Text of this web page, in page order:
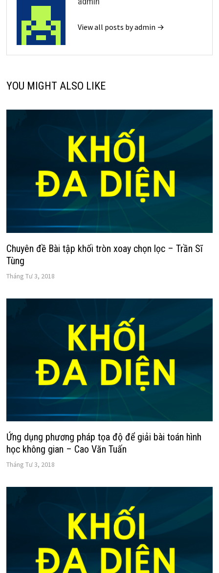
View all posts by admin →
YOU MIGHT ALSO LIKE
Chuyên đề Bài tập khối tròn xoay chọn lọc – Trần Sĩ
Tùng
Tháng Tư 3, 2018
Ứng dụng phương pháp tọa độ để giải bài toán hình
học không gian – Cao Văn Tuấn
Tháng Tư 3, 2018